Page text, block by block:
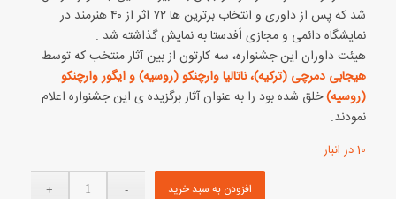
شد که پس از داوری و انتخاب برترین ها ۷۲ اثر از ۴۰ هنرمند در
نمایشگاه دائمی و مجازی اَفدستا به نمایش گذاشته شد .
هیئت داوران این جشنواره، سه کارتون از بین آثار منتخب که توسط
هیجابی دمرچی (ترکیه)، ناتالیا وارچنکو (روسیه) و ایگور وارچنکو
(روسیه)خلق شده بود را به عنوان آثار برگزیده ی این جشنواره اعلام
نمودند.
10 در انبار
افزودن به سبد خرید